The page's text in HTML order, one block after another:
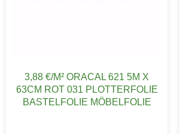
3,88 €/M² ORACAL 621 5M X
63CM ROT 031 PLOTTERFOLIE
BASTELFOLIE MÖBELFOLIE